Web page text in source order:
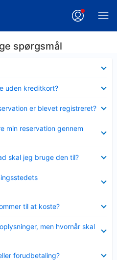
spørgsmål
uden kreditkort?
er blevet registreret?
min reservation gennem
skal jeg bruge den til?
til at koste?
men hvornår skal
forudbetaling?